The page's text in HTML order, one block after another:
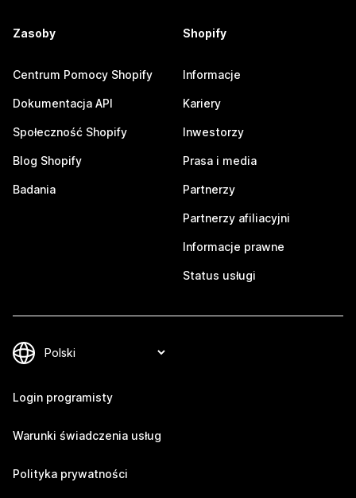
Zasoby
Centrum Pomocy Shopify
Dokumentacja API
Społeczność Shopify
Blog Shopify
Badania
Shopify
Informacje
Kariery
Inwestorzy
Prasa i media
Partnerzy
Partnerzy afiliacyjni
Informacje prawne
Status usługi
Login programisty
Warunki świadczenia usług
Polityka prywatności